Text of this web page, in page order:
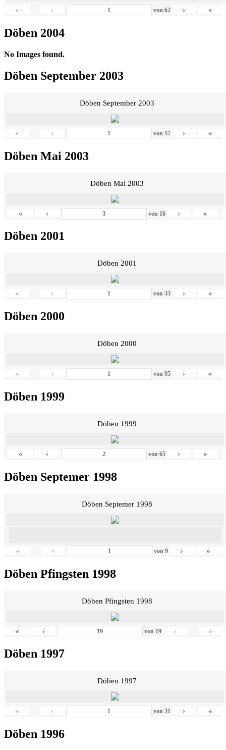
« ‹ von 62 › »
Döben 2004
No Images found.
Döben September 2003
Döben September 2003
« ‹ von 57 › »
Döben Mai 2003
Döben Mai 2003
« ‹ von 16 › »
Döben 2001
Döben 2001
« ‹ von 33 › »
Döben 2000
Döben 2000
« ‹ von 95 › »
Döben 1999
Döben 1999
« ‹ von 65 › »
Döben Septemer 1998
Döben Septemer 1998
« ‹ von9 › »
Döben Pfingsten 1998
Döben Pfingsten 1998
« ‹ von 19 › »
Döben 1997
Döben 1997
« ‹ von 31 › »
Döben 1996